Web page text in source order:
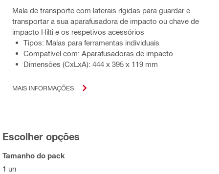
Mala de transporte com laterais rígidas para guardar e
transportar a sua aparafusadora de impacto ou chave de
impacto Hilti e os respetivos acessórios
Tipos: Malas para ferramentas individuais
Compatível com: Aparafusadoras de impacto
Dimensões (CxLxA): 444 x 395 x 119 mm
MAIS INFORMAÇÕES
Escolher opções
Tamanho do pack
1 un